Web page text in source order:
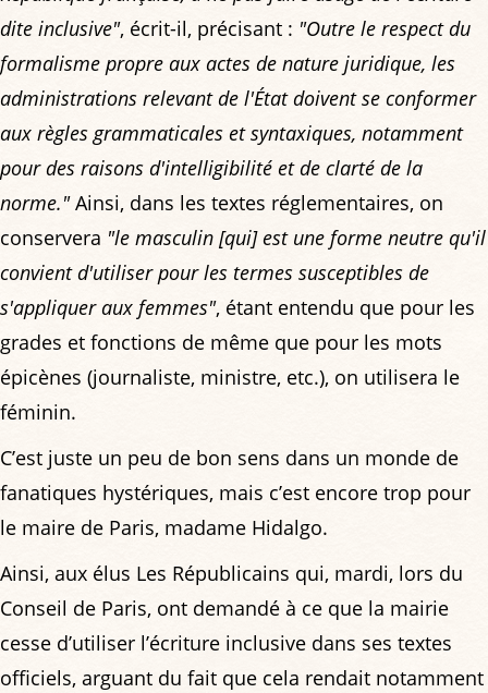
dite inclusive", écrit-il, précisant : "Outre le respect du
formalisme propre aux actes de nature juridique, les
administrations relevant de l'État doivent se conformer
aux règles grammaticales et syntaxiques, notamment
pour des raisons d'intelligibilité et de clarté de la
norme."Ainsi, dans les textes réglementaires, on
conservera "le masculin [qui] est une forme neutre qu'il
convient d'utiliser pour les termes susceptibles de
s'appliquer aux femmes", étant entendu que pour les
grades et fonctions de même que pour les mots
épicènes (journaliste, ministre, etc.), on utilisera le
féminin.
C’est juste un peu de bon sens dans un monde de
fanatiques hystériques, mais c’est encore trop pour
le maire de Paris, madame Hidalgo.
Ainsi, aux élus Les Républicains qui, mardi, lors du
Conseil de Paris, ont demandé à ce que la mairie
cesse d’utiliser l’écriture inclusive dans ses textes
officiels, arguant du fait que cela rendait notamment